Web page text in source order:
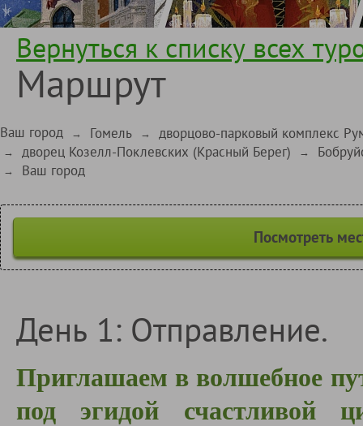
Вернуться к списку всех
Маршрут
Ваш город → Гомель → дворцово-парковый комплекс
→ дворец Козелл-Поклевских (Красный Берег) →
→ Ваш город
Посмотреть
День 1: Отправление.
Приглашаем в волшебное
под эгидой счастливой